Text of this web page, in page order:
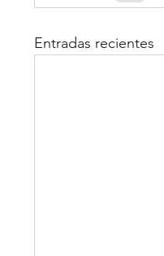
Entradas recientes